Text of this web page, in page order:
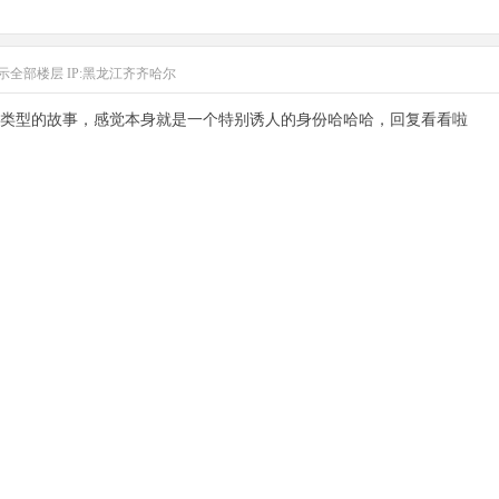
全部楼层 IP:黑龙江齐齐哈尔
型的故事，感觉本身就是一个特别诱人的身份哈哈哈，回复看看啦